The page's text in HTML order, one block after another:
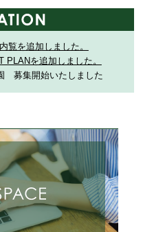
覧を追加しました。
PLANを追加しました。
募集開始いたしました